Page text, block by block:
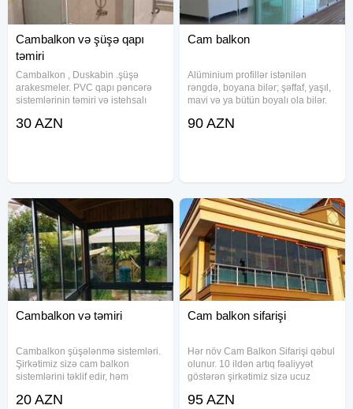
Cambalkon və şüşə qapı
təmiri
Cambalkon , Duskabin .şüşə
arakesmeler. PVC qapı pəncərə
sistemlərinin təmiri və istehsalı
30 AZN
Cam balkon
Alüminium profillər istənilən
rəngdə, boyana bilər; şəffaf, yaşıl,
mavi və ya bütün boyalı ola bilər.
xidmətlərimiz: 1)Plastik qapı və
90 AZN
Cambalkon və təmiri
Cambalkon şüşələnmə sistemləri.
Şirkətimiz sizə cam balkon
sistemlərini təklif edir, həm
Şüşələr 10 mm təhlükəsiz temperli
20 AZN
Cam balkon sifarişi
Hər növ Cam Balkon Sifarişi qəbul
olunur. 10 ildən artıq fəaliyyət
göstərən şirkətimiz sizə ucuz
CamBalkonlar təklif edir. İNDİ
95 AZN